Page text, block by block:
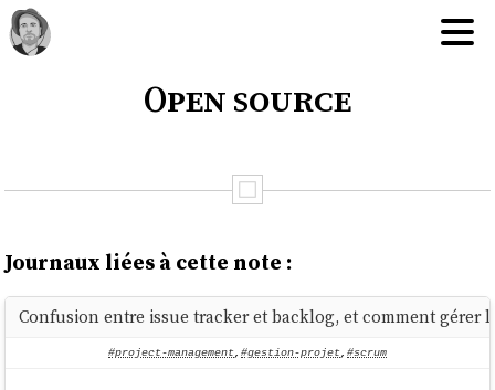
Open source
Journaux liées à cette note :
Confusion entre issue tracker et backlog, et comment gérer
#project-management, #gestion-projet, #scrum